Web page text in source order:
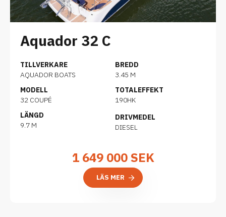
Aquador 32 C
TILLVERKARE
AQUADOR BOATS
MODELL
32 COUPÉ
LÄNGD
9.7 M
BREDD
3.45 M
TOTALEFFEKT
190HK
DRIVMEDEL
DIESEL
1 649 000SEK
LÄS MER